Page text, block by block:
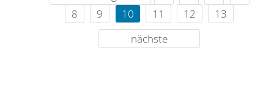
8
9 10 11 12
13
nächste